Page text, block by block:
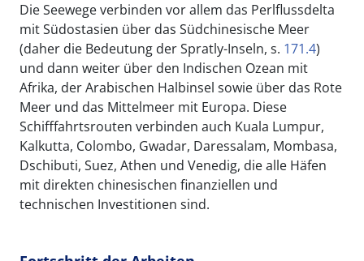
Die Seewege verbinden vor allem das Perlflussdelta
mit Südostasien über das Südchinesische Meer
(daher die Bedeutung der Spratly-Inseln, s. 171.4)
und dann weiter über den Indischen Ozean mit
Afrika, der Arabischen Halbinsel sowie über das Rote
Meer und das Mittelmeer mit Europa. Diese
Schifffahrtsrouten verbinden auch Kuala Lumpur,
Kalkutta, Colombo, Gwadar, Daressalam, Mombasa,
Dschibuti, Suez, Athen und Venedig, die alle Häfen
mit direkten chinesischen finanziellen und
technischen Investitionen sind.